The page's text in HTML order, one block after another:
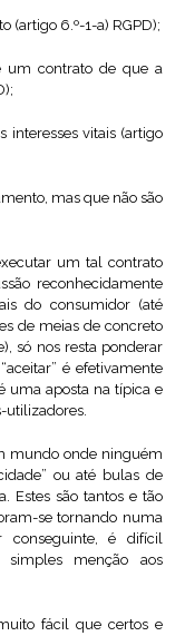
(artigo 6.º-1-a) RGPD);
um contrato de que a
interesses vitais (artigo
mas que não são
um tal contrato
reconhecidamente
do consumidor (até
de meias de concreto
só nos resta ponderar
é efetivamente
uma aposta na típica e
utilizadores.
mundo onde ninguém
ou até bulas de
Estes são tantos e tão
se tornando numa
conseguinte, é difícil
menção aos
fácil que certos e